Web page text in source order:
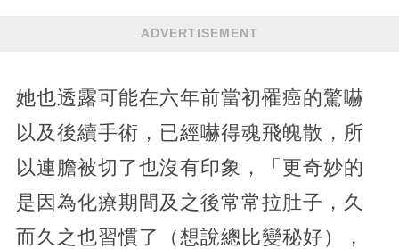
ADVERTISEMENT
她也透露可能在六年前當初罹癌的驚嚇
以及後續手術，已經嚇得魂飛魄散，所
以連膽被切了也沒有印象，「更奇妙的
是因為化療期間及之後常常拉肚子，久
而久之也習慣了（想說總比變秘好），